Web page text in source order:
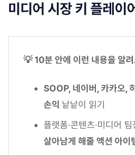
미디어 시장 키 플레이
💡 10분 안에 이런 내용을 알
SOOP, 네이버, 카카오,
손익 낱낱이 읽기
플랫폼·콘텐츠·미디어
살아남게 해줄 액션 아이